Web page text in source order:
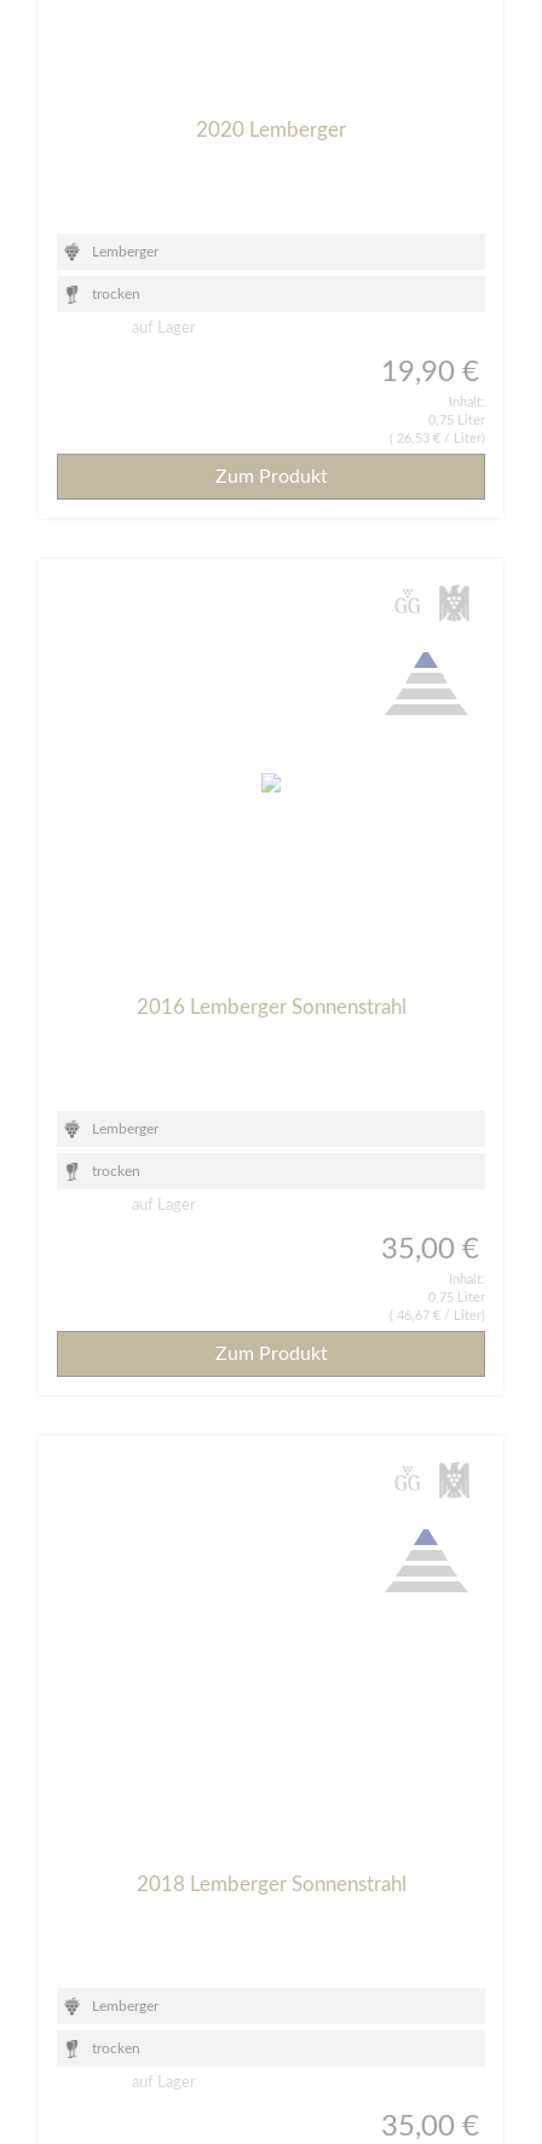
2020 Lemberger
Lemberger
trocken
auf Lager
19,90 €
Inhalt:
0,75 Liter
26,53 € / Liter)
Zum Produkt
2016 Lemberger Sonnenstrahl
Lemberger
trocken
auf Lager
35,00 €
Inhalt:
0,75 Liter
46,67 € / Liter)
Zum Produkt
2018 Lemberger Sonnenstrahl
Lemberger
trocken
auf Lager
35,00 €